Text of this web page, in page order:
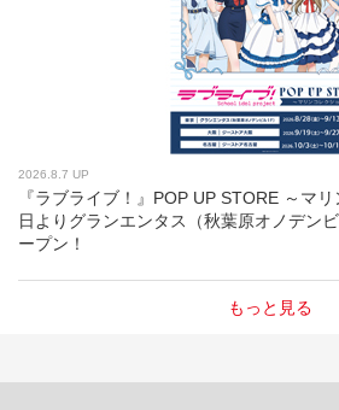
2026.8.7 UP
『ラブライブ！』POP UP STORE ～マ
日よりグランエンタス（秋葉原オノデン
ープン！
もっと見る